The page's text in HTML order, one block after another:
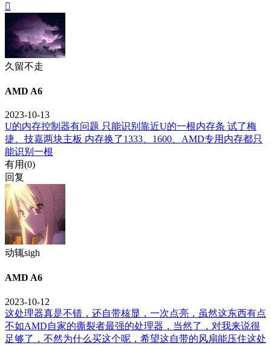

久留不走
AMD A6
2023-10-13
U的内存控制器有问题 只能识别靠近U的一根内存条 试了梅
捷、技嘉两块主板 内存换了1333、1600、AMD专用内存都只
能识别一根
有用(0)
回复
动辄sigh
AMD A6
2023-10-12
这处理器真是不错，还自带核显，一次点亮，虽然这东西有点
不如AMD自家的撕裂者最强的处理器，当然了，对我来说很
足够了，不然为什么买这个呢，希望这自带的风扇能压住这处